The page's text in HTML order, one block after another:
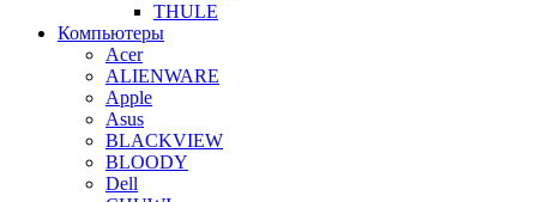
THULE
Компьютеры
Acer
ALIENWARE
Apple
Asus
BLACKVIEW
BLOODY
Dell